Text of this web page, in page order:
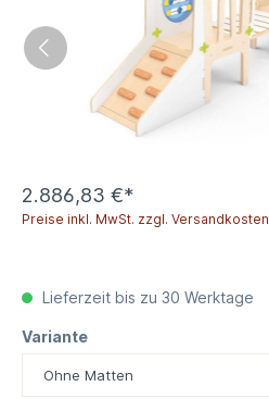
2.886,83 €*
Preise inkl. MwSt. zzgl. Versandkosten
Lieferzeit bis zu 30 Werktage
Variante